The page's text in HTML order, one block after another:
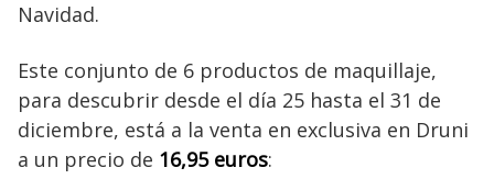
Navidad.
Este conjunto de 6 productos de maquillaje,
para descubrir desde el día 25 hasta el 31 de
diciembre, está a la venta en exclusiva en Druni
a un precio de 16,95 euros: